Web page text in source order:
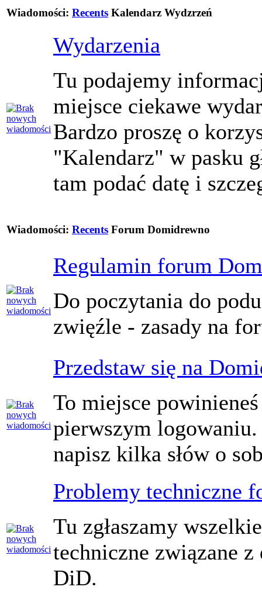
Wiadomości: Recents Kalendarz Wydzrzeń
Wydarzenia
Tu podajemy
miejsce ciekawe
Bardzo proszę o
"Kalendarz" w pasku
tam podać datę i
Wiadomości: Recents Forum Domidrewno
Regulamin forum
Do poczytania do
zwięźle - zasady na
Przedstaw się na
To miejsce
pierwszym
napisz kilka słów o
Problemy techniczne
Tu zgłaszamy
techniczne związane
DiD.